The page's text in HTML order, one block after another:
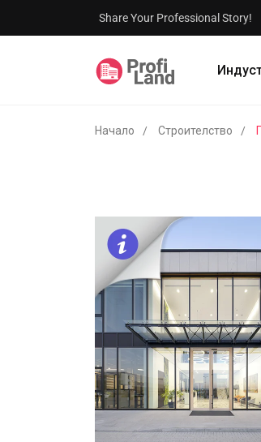
Share Your Professional Story!
Начало Строителство